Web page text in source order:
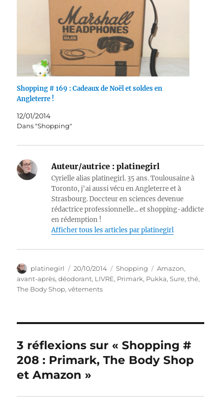
Shopping # 169 : Cadeaux de Noël et soldes en
Angleterre !
12/01/2014
Dans "Shopping"
Auteur/autrice : platinegirl
Cyrielle alias platinegirl. 35 ans. Toulousaine à
Toronto, j'ai aussi vécu en Angleterre et à
Strasbourg. Doccteur en sciences devenue
rédactrice professionnelle... et shopping-addicte
en rédemption !
Afficher tous les articles par platinegirl
Auteur
platinegirl
Publié
le
20/10/2014 Catégories
Shopping Étiquettes
Amazon,
avant-après,déodorant, LIVRE, Primark, Pukka,Sure,thé,
The Body Shop,vêtements
3 réflexions sur « Shopping #
208 : Primark, The Body Shop
et Amazon »